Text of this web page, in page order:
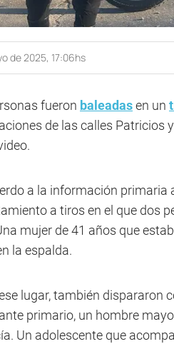
de 2025, 17:06hs
fueron baleadasen un
de las calles Patricios
a la información primaria
a tiros en el que dos
mujer de 41 años que
la espalda.
lugar, también dispararon
primario, un hombre
Un adolescente que